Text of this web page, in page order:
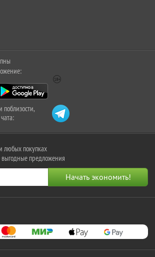
любых покупках
предложения